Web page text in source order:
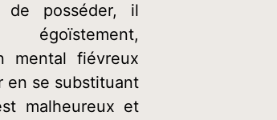
de posséder, il
mental fiévreux
en se substituant
malheureux et